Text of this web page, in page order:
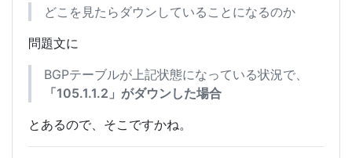
どこを見たらダウンしていることになるのか
問題文に
BGPテーブルが上記状態になっている状況で、
「105.1.1.2」がダウンした場合
とあるので、そこですかね。